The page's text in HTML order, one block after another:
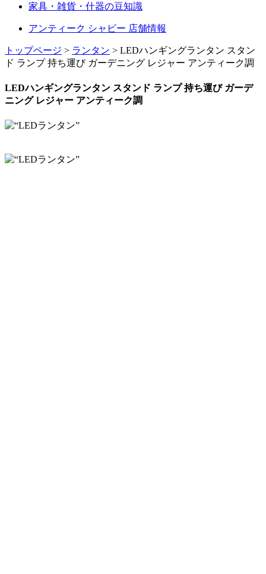
家具・雑貨・什器の豆知識
アンティーク シャビー 店舗情報
トップページ > ランタン > LEDハンギングランタン スタン
ド ランプ 持ち運び ガーデニング レジャー アンティーク調
LEDハンギングランタン スタンド ランプ 持ち運び ガーデ
ニング レジャー アンティーク調